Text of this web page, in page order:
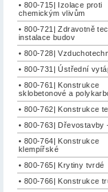
• 800-715| Izolace proti
chemickým vlivům
• 800-721| Zdravotně
instalace budov
• 800-728|
• 800-731| Ústřední
• 800-761| Konstrukce
sklobetonové a
• 800-762| Konstrukce
• 800-763| Dřevostavby
• 800-764| Konstrukce
klempířské
• 800-765| Krytiny tvrdé
• 800-766| Konstrukce